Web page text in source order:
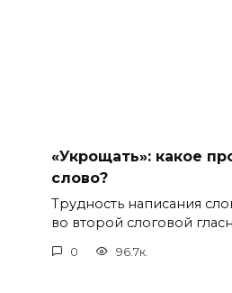
«Укрощать»: какое
слово?
Трудность написания
во второй слоговой
0 96.7к.